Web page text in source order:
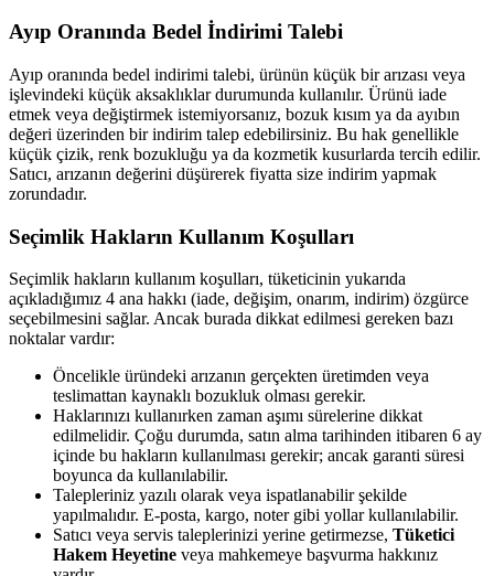
Ayıp Oranında Bedel İndirimi Talebi
Ayıp oranında bedel indirimi talebi, ürünün küçük bir arızası veya
işlevindeki küçük aksaklıklar durumunda kullanılır. Ürünü iade
etmek veya değiştirmek istemiyorsanız, bozuk kısım ya da ayıbın
değeri üzerinden bir indirim talep edebilirsiniz. Bu hak genellikle
küçük çizik, renk bozukluğu ya da kozmetik kusurlarda tercih edilir.
Satıcı, arızanın değerini düşürerek fiyatta size indirim yapmak
zorundadır.
Seçimlik Hakların Kullanım Koşulları
Seçimlik hakların kullanım koşulları, tüketicinin yukarıda
açıkladığımız 4 ana hakkı (iade, değişim, onarım, indirim) özgürce
seçebilmesini sağlar. Ancak burada dikkat edilmesi gereken bazı
noktalar vardır:
Öncelikle üründeki arızanın gerçekten üretimden veya
teslimattan kaynaklı bozukluk olması gerekir.
Haklarınızı kullanırken zaman aşımı sürelerine dikkat
edilmelidir. Çoğu durumda, satın alma tarihinden itibaren 6 ay
içinde bu hakların kullanılması gerekir; ancak garanti süresi
boyunca da kullanılabilir.
Talepleriniz yazılı olarak veya ispatlanabilir şekilde
yapılmalıdır. E-posta, kargo, noter gibi yollar kullanılabilir.
Satıcı veya servis taleplerinizi yerine getirmezse, Tüketici
Hakem Heyetine veya mahkemeye başvurma hakkınız